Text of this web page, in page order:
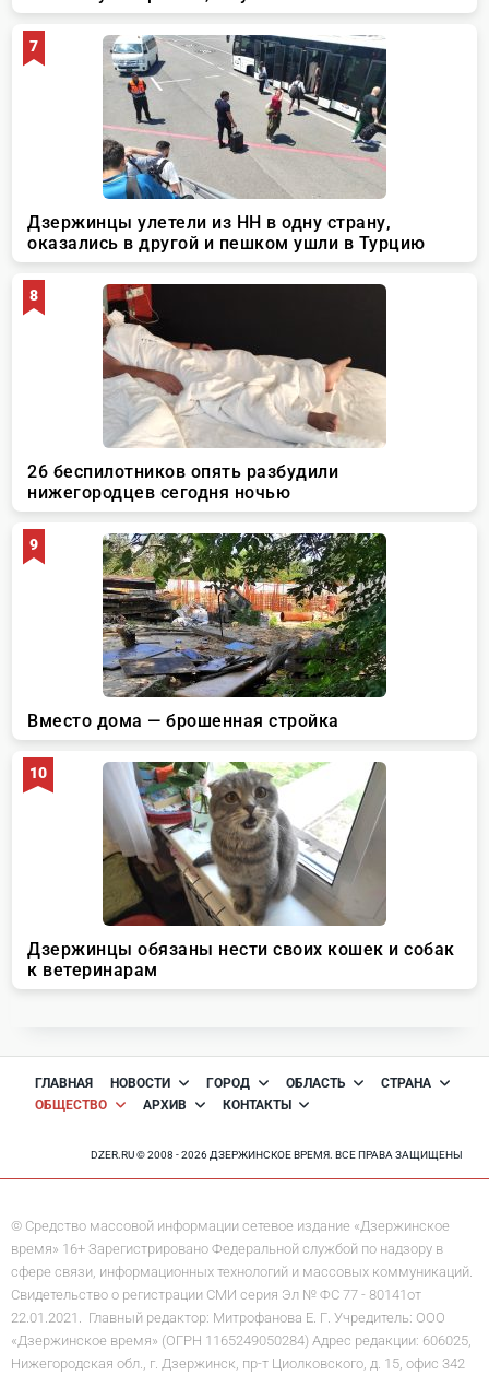
ГЛАВНАЯ НОВОСТИ ГОРОД ОБЛАСТЬ
СТРАНА
ОБЩЕСТВО
АРХИВ КОНТАКТЫ
DZER.RU © 2008 - 2026 ДЗЕРЖИНСКОЕ ВРЕМЯ. ВСЕ ПРАВА ЗАЩИЩЕНЫ
© Средство массовой информации сетевое издание «Дзержинское
время» 16+ Зарегистрировано Федеральной службой по надзору в
сфере связи, информационных технологий и массовых коммуникаций.
Свидетельство о регистрации СМИ серия Эл № ФС 77 - 80141от
22.01.2021. Главный редактор: Митрофанова Е. Г. Учредитель: ООО
«Дзержинское время» (ОГРН 1165249050284) Адрес редакции: 606025,
Нижегородская обл., г. Дзержинск, пр-т Циолковского, д. 15, офис 342